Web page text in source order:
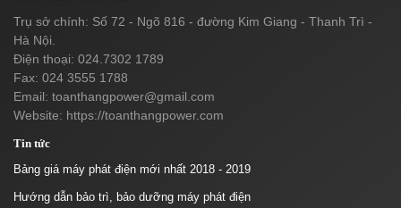
Trụ sở chính: Số 72 - Ngõ 816 - đường Kim Giang - Thanh Trì -
Hà Nội.
Điện thoại: 024.7302 1789
Fax: 024 3555 1788
Email: toanthangpower@gmail.com
Website: https://toanthangpower.com
Tin tức
Bảng giá máy phát điện mới nhất 2018 - 2019
Hướng dẫn bảo trì, bảo dưỡng máy phát điện